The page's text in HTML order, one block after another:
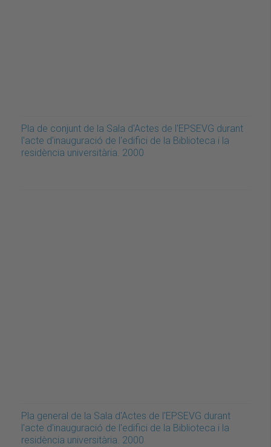
Pla de conjunt de la Sala d'Actes de l'EPSEVG durant
l'acte d'inauguració de l'edifici de la Biblioteca i la
residència universitària. 2000
Pla general de la Sala d'Actes de l'EPSEVG durant
l'acte d'inauguració de l'edifici de la Biblioteca i la
residència universitària. 2000